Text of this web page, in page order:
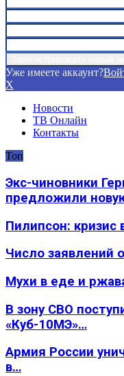
Уже имеете аккаунт?
X
Новости
ТВ Онлайн
Контакты
Топ
Экс-чиновники
предложили
Пилипсон:
Число заявлений
Мухи в еде и
В зону СВО
«Куб-10МЭ»…
Армия России
в…